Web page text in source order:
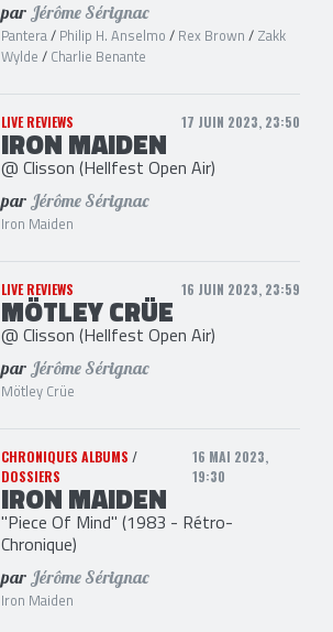
par Jérôme Sérignac
Pantera/ Philip H. Anselmo / Rex Brown / Zakk
Wylde / Charlie Benante
LIVE REVIEWS 17 JUIN 2023, 23:50
IRON MAIDEN
@ Clisson (Hellfest Open Air)
par Jérôme Sérignac
Iron Maiden
LIVE REVIEWS 16 JUIN 2023, 23:59
MÖTLEY CRÜE
@ Clisson (Hellfest Open Air)
par Jérôme Sérignac
Mötley Crüe
CHRONIQUES ALBUMS /
DOSSIERS
16 MAI 2023,
19:30
IRON MAIDEN
"Piece Of Mind" (1983 - Rétro-
Chronique)
par Jérôme Sérignac
Iron Maiden